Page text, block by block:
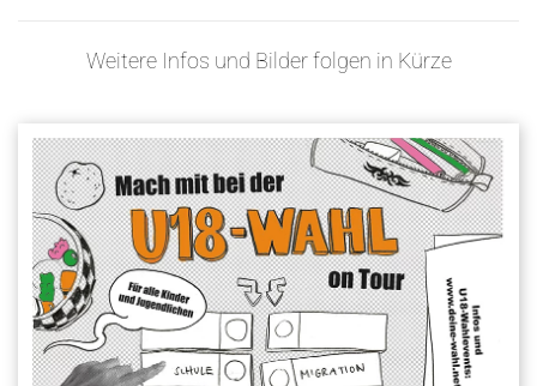
Weitere Infos und Bilder folgen in Kürze